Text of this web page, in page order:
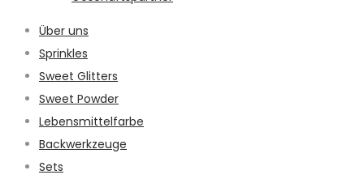
Über uns
Sprinkles
Sweet Glitters
Sweet Powder
Lebensmittelfarbe
Backwerkzeuge
Sets